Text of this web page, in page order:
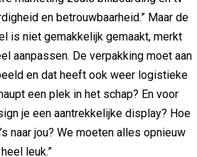
en betrouwbaarheid.” Maar de
is niet gemakkelijk gemaakt, merkt
aanpassen. De verpakking moet aan
en dat heeft ook weer logistieke
een plek in het schap? En voor
je een aantrekkelijke display? Hoe
naar jou? We moeten alles opnieuw
leuk.”